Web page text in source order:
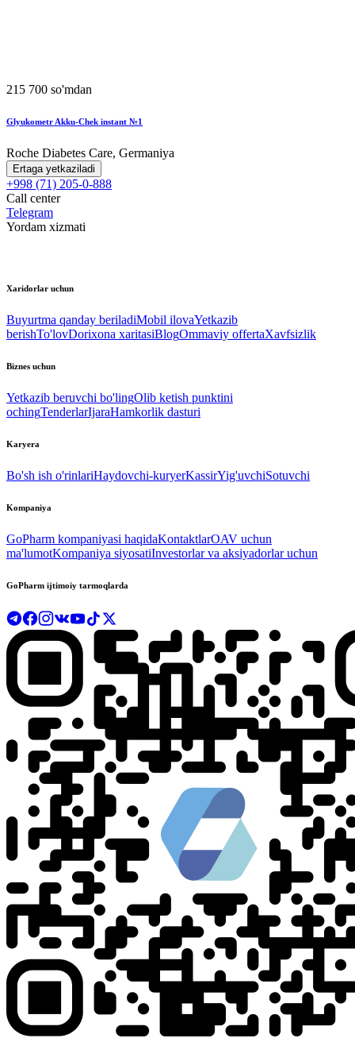
215 700 so'mdan
Glyukometr Akku-Chek instant №1
Roche Diabetes Care, Germaniya
Ertaga yetkaziladi
+998 (71) 205-0-888
Call center
Telegram
Yordam xizmati
Xaridorlar uchun
Buyurtma qanday beriladiMobil ilovaYetkazib
berishTo'lovDorixona xaritasiBlogOmmaviy offertaXavfsizlik
Biznes uchun
Yetkazib beruvchi bo'lingOlib ketish punktini
ochingTenderlarIjaraHamkorlik dasturi
Karyera
Bo'sh ish o'rinlariHaydovchi-kuryerKassirYig'uvchiSotuvchi
Kompaniya
GoPharm kompaniyasi haqidaKontaktlarOAV uchun
ma'lumotKompaniya siyosatiInvestorlar va aksiyadorlar uchun
GoPharm ijtimoiy tarmoqlarda